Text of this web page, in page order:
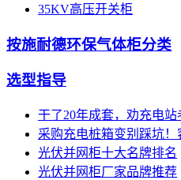
35KV高压开关柜
按施耐德环保气体柜分类
选型指导
干了20年成套，劝充电站
采购充电桩箱变别踩坑！
光伏并网柜十大名牌排名
光伏并网柜厂家品牌推荐